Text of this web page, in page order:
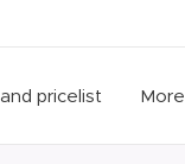
pricelist More